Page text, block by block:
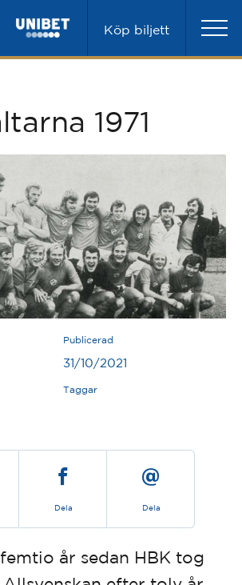
Köp biljett
1971
Publicerad
31/10/2021
Taggar
Dela Dela
år sedan HBK tog